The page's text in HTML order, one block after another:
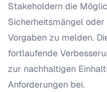
Stakeholdern die
Sicherheitsmängel
Vorgaben zu melden.
fortlaufende
zur nachhaltigen
Anforderungen bei.